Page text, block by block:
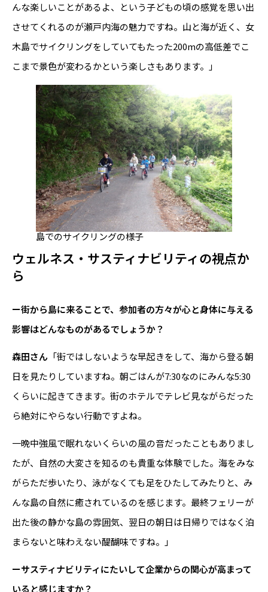
んな楽しいことがあるよ、という子どもの頃の感覚を思い出
させてくれるのが瀬戸内海の魅力ですね。山と海が近く、女
木島でサイクリングをしていてもたった200mの高低差でこ
こまで景色が変わるかという楽しさもあります。」
島でのサイクリングの様子
ウェルネス・サスティナビリティの視点か
ら
ー街から島に来ることで、参加者の方々が心と身体に与える
影響はどんなものがあるでしょうか？
森田さん 「街ではしないような早起きをして、海から登る朝
日を見たりしていますね。朝ごはんが7:30なのにみんな5:30
くらいに起きてきます。街のホテルでテレビ見ながらだった
ら絶対にやらない行動ですよね。
一晩中強風で眠れないくらいの風の音だったこともありまし
たが、自然の大変さを知るのも貴重な体験でした。海をみな
がらただ歩いたり、泳がなくても足をひたしてみたりと、み
んな島の自然に癒されているのを感じます。最終フェリーが
出た後の静かな島の雰囲気、翌日の朝日は日帰りではなく泊
まらないと味わえない醍醐味ですね。」
ーサスティナビリティにたいして企業からの関心が高まって
いると感じますか？